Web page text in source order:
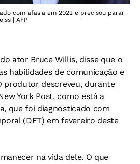
com afasia em 2022 e precisou parar
| AFP
ator Bruce Willis, disse que o
habilidades de comunicação e
produtor descreveu, durante
York Post, como está a
que foi diagnosticado com
(DFT) em fevereiro deste
na vida dele. O que